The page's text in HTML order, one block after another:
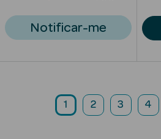
Eau de Parfum
Perfumadas
Notificar-me
1 2 3 4